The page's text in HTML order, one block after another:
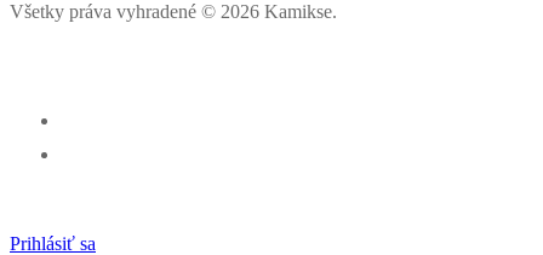
Všetky práva vyhradené © 2026 Kamikse.
Prihlásiť sa